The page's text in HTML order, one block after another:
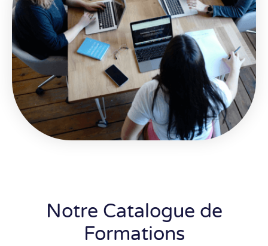
Notre Catalogue de
Formations